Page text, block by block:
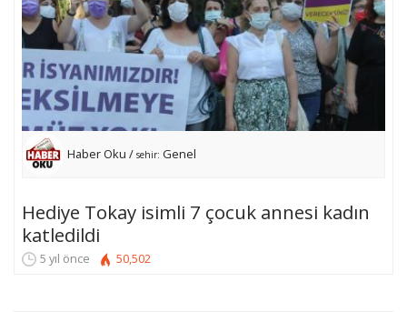
Haber Oku / sehir: Genel
Hediye Tokay isimli 7 çocuk annesi kadın
katledildi
5 yıl önce 50,502